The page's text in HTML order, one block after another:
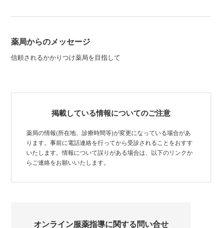
薬局からのメッセージ
信頼されるかかりつけ薬局を目指して
掲載している情報についてのご注意
薬局の情報(所在地、診療時間等)が変更になっている場合があ
ります。事前に電話連絡を行ってから受診されることをおすす
いたします。情報について誤りがある場合は、以下のリンクか
らご連絡をお願いいたします。
オンライン服薬指導に関する問い合せ